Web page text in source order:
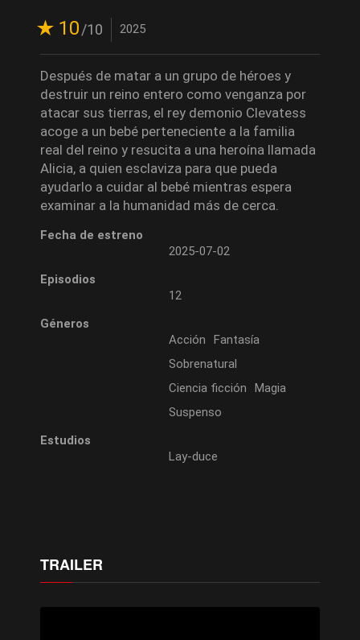
10/10 2025
Después de matar a un grupo de héroes y
destruir un reino entero como venganza por
atacar sus tierras, el rey demonio Clevatess
acoge a un bebé perteneciente a la familia
real del reino y resucita a una heroína llamada
Alicia, a quien esclaviza para que pueda
ayudarlo a cuidar al bebé mientras espera
examinar a la humanidad más de cerca.
Fecha de estreno
2025-07-02
Episodios
12
Géneros
Acción
Fantasía
Sobrenatural
Ciencia ficción
Magia
Suspenso
Estudios
Lay-duce
TRAILER